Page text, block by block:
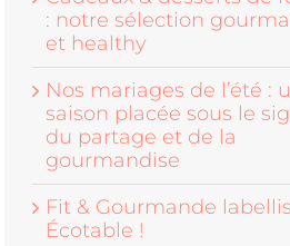
: notre sélection
et healthy
Nos mariages de l’été :
saison placée sous le
du partage et de la
gourmandise
Fit & Gourmande
Écotable !